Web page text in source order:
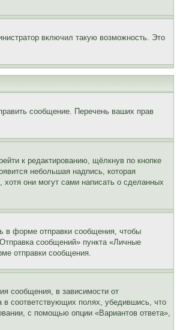
включил такую возможность. Это
сообщение. Перечень ваших прав
к редактированию, щёлкнув по кнопке
небольшая надпись, которая
они могут сами написать о сделанных
в форме отправки сообщения, чтобы
сообщений» пункта «Личные
отправки сообщения.
сообщения, в зависимости от
в соответствующих полях, убедившись, что
с помощью опции «Вариантов ответа»,